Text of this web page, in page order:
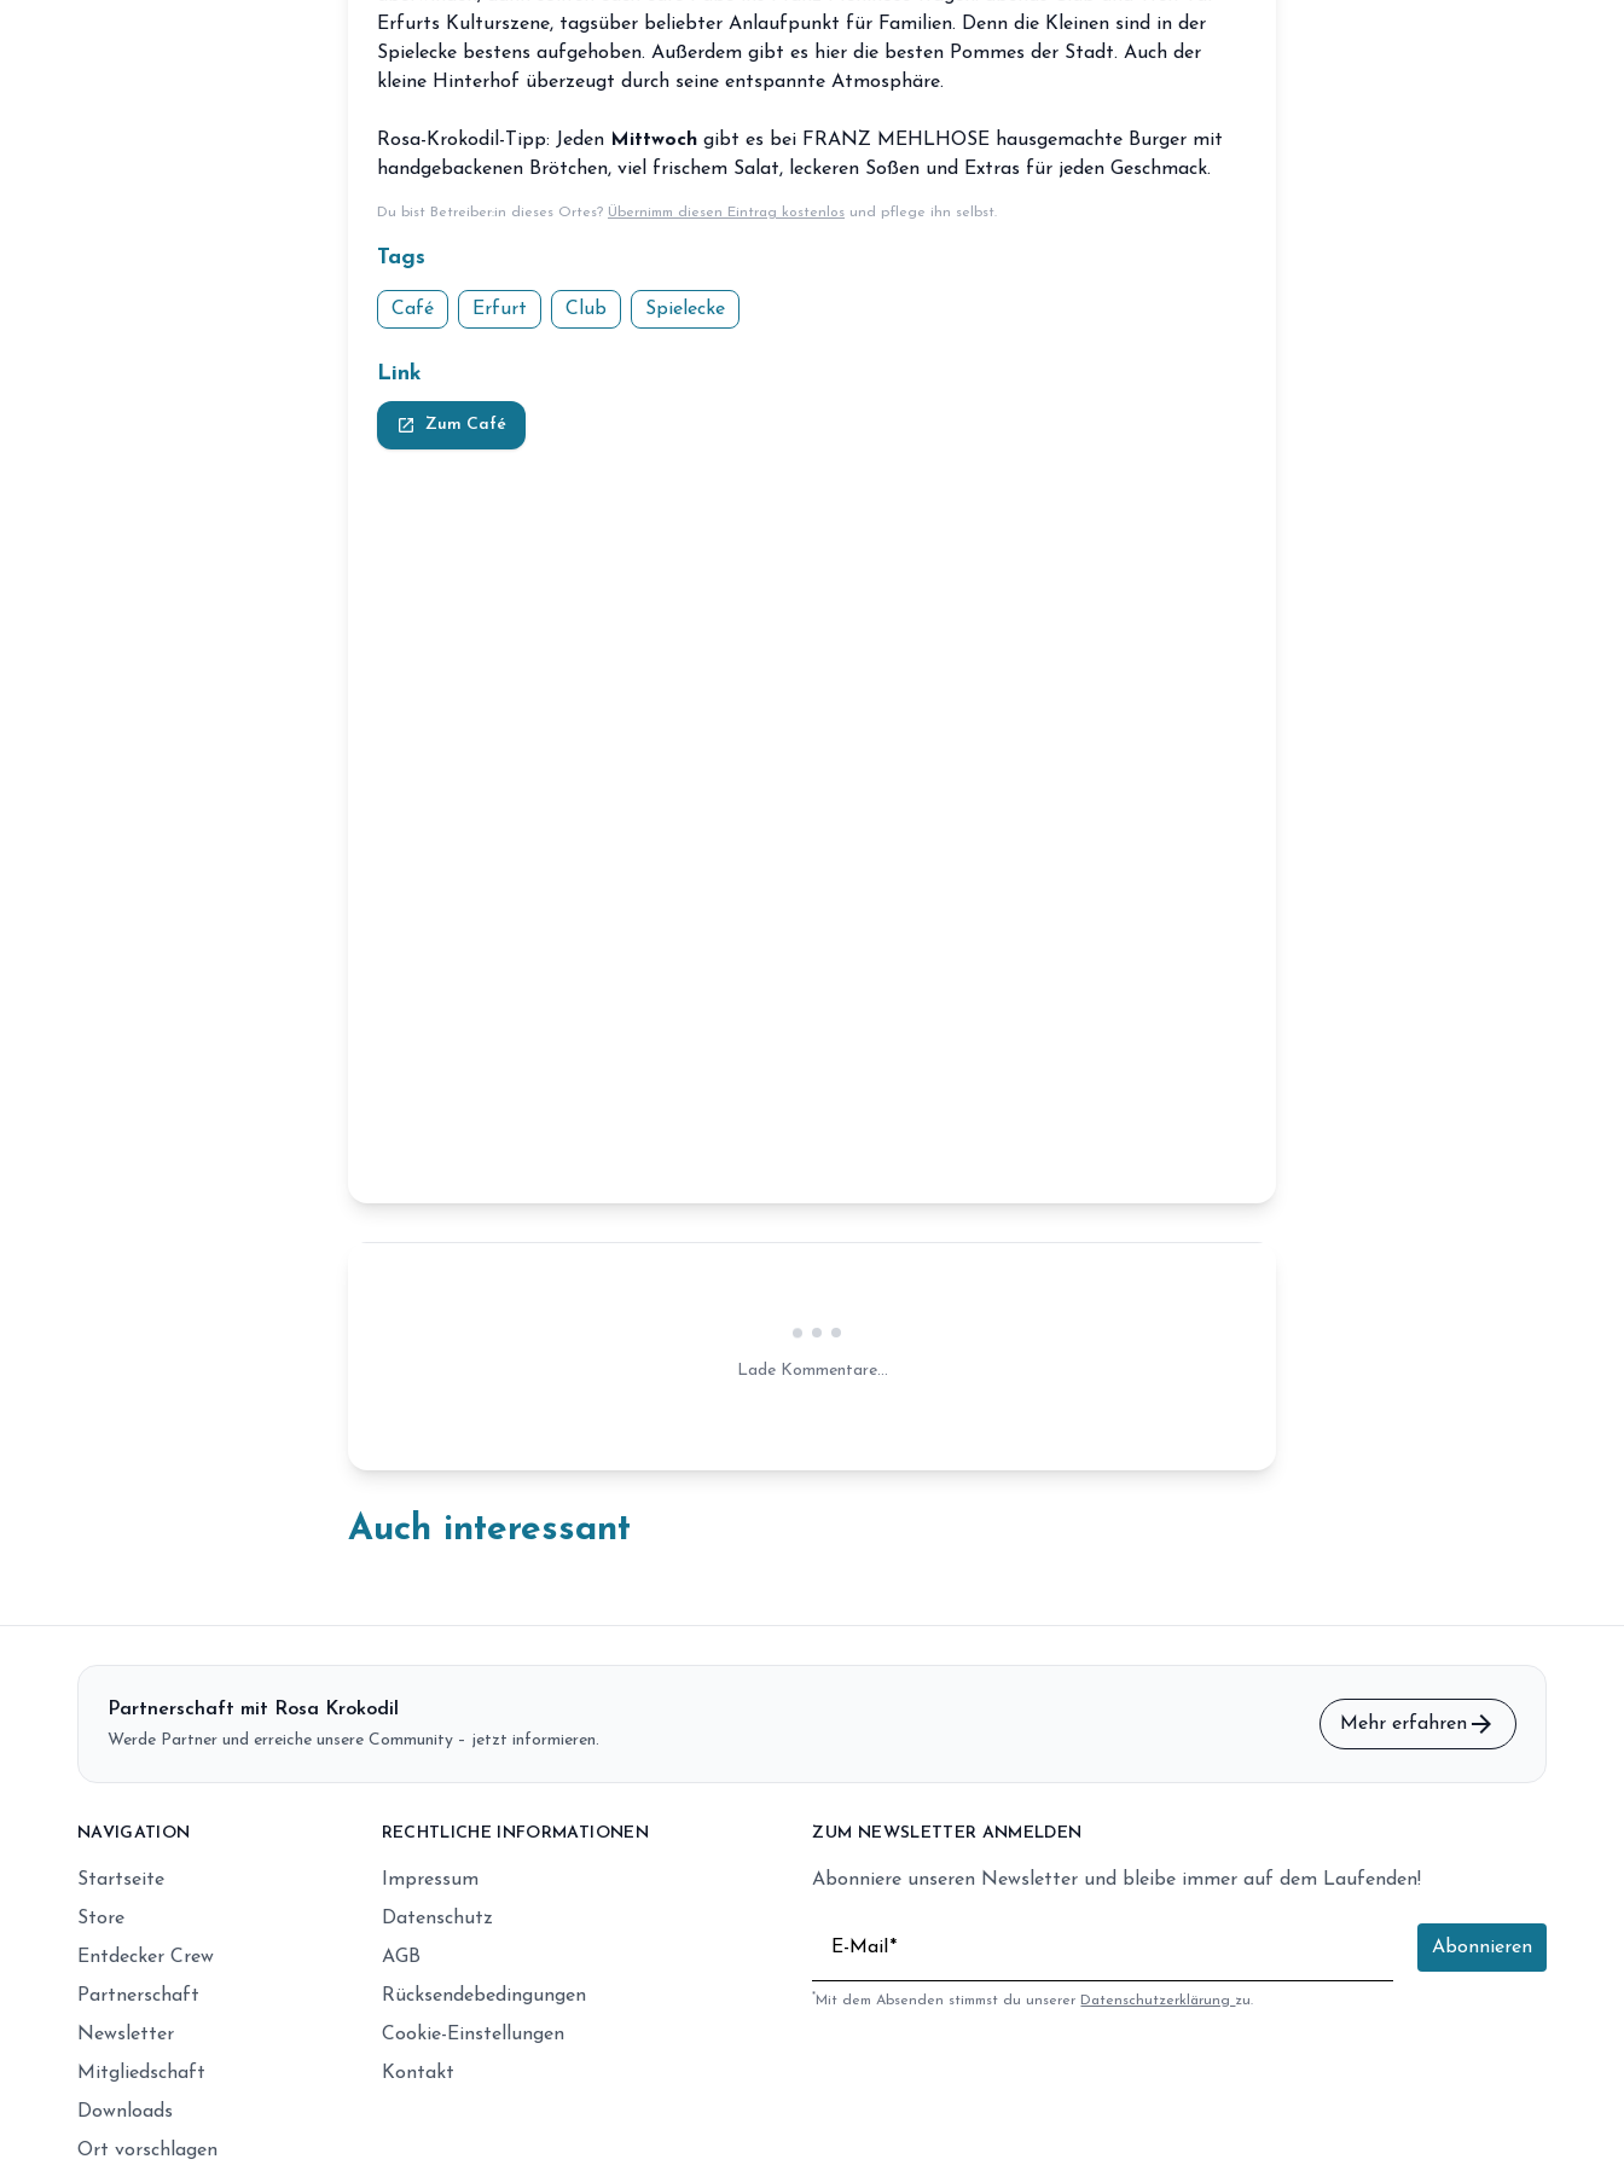
storefront
handshake
Erfurts Kulturszene, tagsüber beliebter Anlaufpunkt für Familien. Denn die Kleinen sind in der
Spielecke bestens aufgehoben. Außerdem gibt es hier die besten Pommes der Stadt. Auch der
kleine Hinterhof überzeugt durch seine entspannte Atmosphäre.
Rosa-Krokodil-Tipp: Jeden Mittwoch gibt es bei FRANZ MEHLHOSE hausgemachte Burger mit
handgebackenen Brötchen, viel frischem Salat, leckeren Soßen und Extras für jeden Geschmack.
Du bist Betreiber:in dieses Ortes? Übernimm diesen Eintrag kostenlos und pflege ihn selbst.
Tags
Café Erfurt Club Spielecke
Link
launch Zum Café
Lade Kommentare...
Auch interessant
Partnerschaft mit Rosa Krokodil
Werde Partner und erreiche unsere Community – jetzt informieren.
Mehr erfahren arrow_forward
NAVIGATION
Startseite
Store
Entdecker Crew
Partnerschaft
Newsletter
Mitgliedschaft
Downloads
Ort vorschlagen
RECHTLICHE INFORMATIONEN
Impressum
Datenschutz
AGB
Rücksendebedingungen
Cookie-Einstellungen
Kontakt
ZUM NEWSLETTER ANMELDEN
Abonniere unseren Newsletter und bleibe immer auf dem Laufenden!
E-Mail Abonnieren
*Mit dem Absenden stimmst du unserer Datenschutzerklärung zu.